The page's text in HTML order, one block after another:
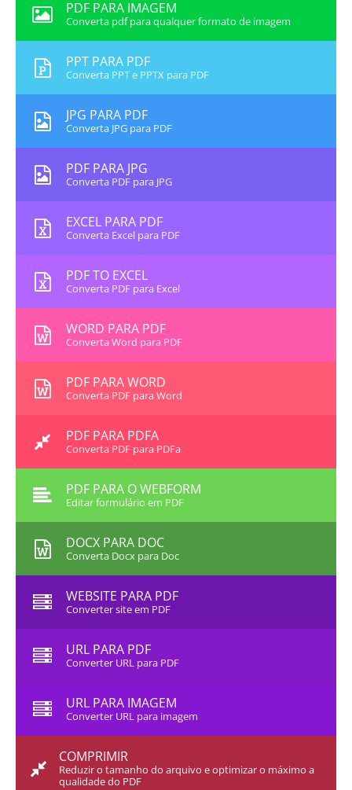
PDF PARA IMAGEM
Converta pdf para qualquer formato de imagem
PPT PARA PDF
Converta PPT e PPTX para PDF
JPG PARA PDF
Converta JPG para PDF
PDF PARA JPG
Converta PDF para JPG
EXCEL PARA PDF
Converta Excel para PDF
PDF TO EXCEL
Converta PDF para Excel
WORD PARA PDF
Converta Word para PDF
PDF PARA WORD
Converta PDF para Word
PDF PARA PDFA
Converta PDF para PDFa
PDF PARA O WEBFORM
Editar formulário em PDF
DOCX PARA DOC
Converta Docx para Doc
WEBSITE PARA PDF
Converter site em PDF
URL PARA PDF
Converter URL para PDF
URL PARA IMAGEM
Converter URL para imagem
COMPRIMIR
Reduzir o tamanho do arquivo e optimizar o máximo a
qualidade do PDF